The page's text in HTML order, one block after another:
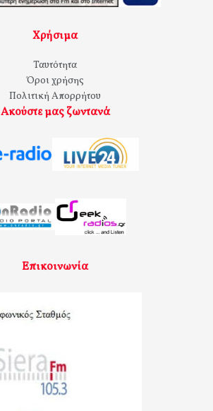
Χρήσιμα
Ταυτότητα
Όροι χρήσης
Πολιτική Απορρήτου
Ακούστε μας ζωντανά
Επικοινωνία